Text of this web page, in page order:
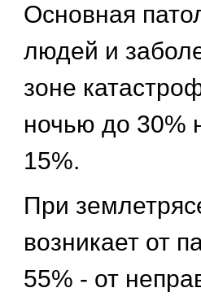
Основная
людей и
зоне
ночью до 30%
15%.
При
возникает от
55% - от